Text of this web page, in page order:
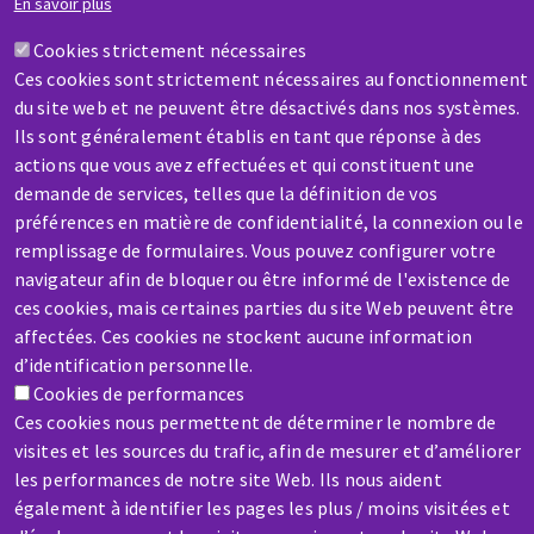
Cookies strictement nécessaires
Ces cookies sont strictement nécessaires au fonctionnement
du site web et ne peuvent être désactivés dans nos systèmes.
Ils sont généralement établis en tant que réponse à des
actions que vous avez effectuées et qui constituent une
demande de services, telles que la définition de vos
préférences en matière de confidentialité, la connexion ou le
remplissage de formulaires. Vous pouvez configurer votre
navigateur afin de bloquer ou être informé de l'existence de
ces cookies, mais certaines parties du site Web peuvent être
affectées. Ces cookies ne stockent aucune information
d’identification personnelle.
Cookies de performances
Ces cookies nous permettent de déterminer le nombre de
visites et les sources du trafic, afin de mesurer et d’améliorer
les performances de notre site Web. Ils nous aident
également à identifier les pages les plus / moins visitées et
AD DUFOUR
AUVERGNE YZEURE
RUE DU SEMINAIRE - Z.I. MOULINS
SUD
YZEURE , 03400
04 70 44 63 00
AD F.I.A OREXAD ST
GEORGES
SAINT-GEORGES , 15100
04 63 29 30 03
AD F.I.A. OREXAD
Contactez-nous
SAV / RÉPARATION
Une machine cassée ? En panne ?
Contactez-nous